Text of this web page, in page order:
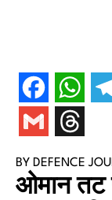
BY DEFENCE
ओमान तट